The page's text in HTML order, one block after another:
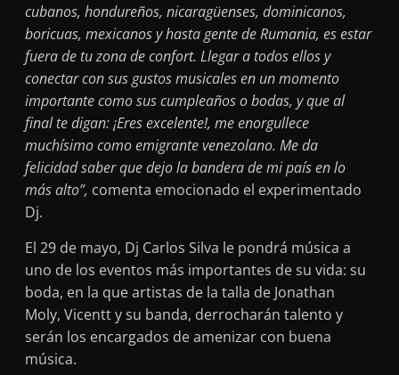
cubanos, hondureños, nicaragüenses, dominicanos,
boricuas, mexicanos y hasta gente de Rumania, es estar
fuera de tu zona de confort. Llegar a todos ellos y
conectar con sus gustos musicales en un momento
importante como sus cumpleaños o bodas, y que al
final te digan: ¡Eres excelente!, me enorgullece
muchísimo como emigrante venezolano. Me da
felicidad saber que dejo la bandera de mi país en lo
más alto”, comenta emocionado el experimentado
Dj.
El 29 de mayo, Dj Carlos Silva le pondrá música a
uno de los eventos más importantes de su vida: su
boda, en la que artistas de la talla de Jonathan
Moly, Vicentt y su banda, derrocharán talento y
serán los encargados de amenizar con buena
música.